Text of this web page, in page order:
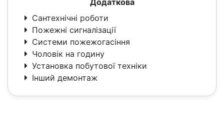
Сантехнічні роботи
Пожежні сигналізації
Системи пожежогасіння
Чоловік на годину
Установка побутової техніки
Інший демонтаж